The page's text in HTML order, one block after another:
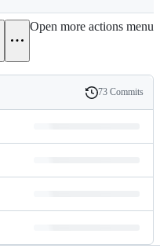
Open more actions menu
History
73 Commits